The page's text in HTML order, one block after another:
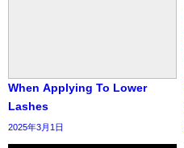
When Applying To Lower
Lashes
2025年3月1日